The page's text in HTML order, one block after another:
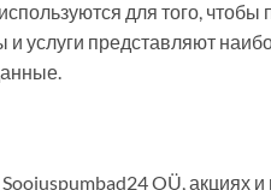
для того, чтобы
услуги представляют
OÜ, акциях